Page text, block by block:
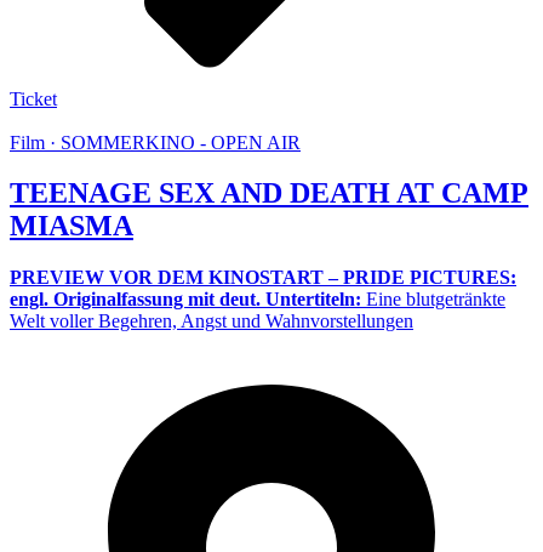
Ticket
Film · SOMMERKINO - OPEN AIR
TEENAGE SEX AND DEATH AT CAMP
MIASMA
PREVIEW VOR DEM KINOSTART – PRIDE PICTURES:
engl. Originalfassung mit deut. Untertiteln: Eine blutgetränkte
Welt voller Begehren, Angst und Wahnvorstellungen